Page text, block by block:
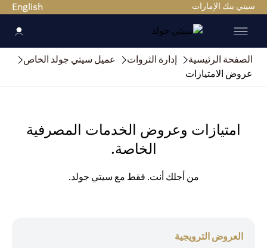
سيتي بنك الإمارات English
الصفحة الرئيسية إدارة الثروات
عميل سيتي جولد الخاص
عروض الامتيازات
امتيازات وعروض الخدمات المصرفية
الخاصة.
من أجلك أنت. فقط مع سيتي جولد.
العروض الترويجية